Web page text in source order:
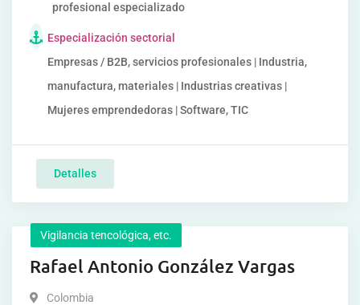
profesional especializado
Especialización sectorial
Empresas / B2B, servicios profesionales | Industria,
manufactura, materiales | Industrias creativas |
Mujeres emprendedoras | Software, TIC
Detalles
Vigilancia tencológica, etc.
Rafael Antonio González Vargas
Colombia